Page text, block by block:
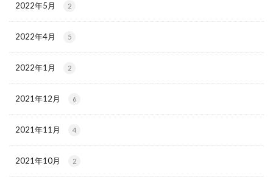
2022年5月 2
2022年4月 5
2022年1月 2
2021年12月 6
2021年11月 4
2021年10月 2